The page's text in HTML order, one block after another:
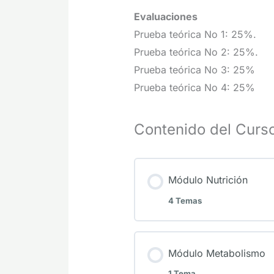
Evaluaciones
Prueba teórica No 1: 25%.
Prueba teórica No 2: 25%.
Prueba teórica No 3: 25%
Prueba teórica No 4: 25%
Contenido del
Módulo Nutrición
4 Temas
Módulo Metabolismo